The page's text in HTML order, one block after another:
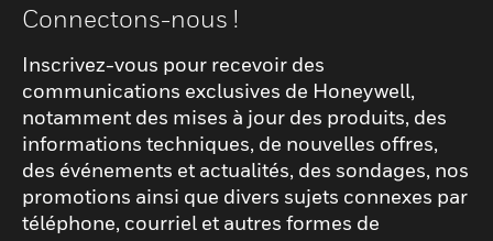
Connectons-nous !
Inscrivez-vous pour recevoir des
communications exclusives de Honeywell,
notamment des mises à jour des produits, des
informations techniques, de nouvelles offres,
des événements et actualités, des sondages, nos
promotions ainsi que divers sujets connexes par
téléphone, courriel et autres formes de